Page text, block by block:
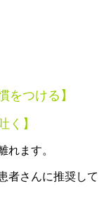
をつける】
く】
れます。
者さんに推奨して